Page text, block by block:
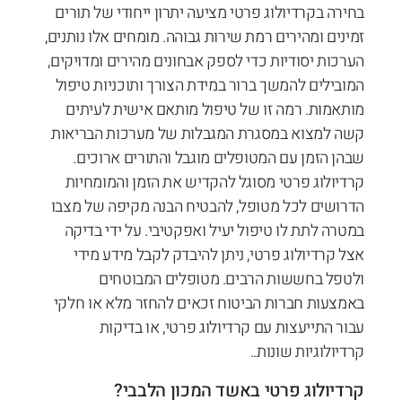
בחירה בקרדיולוג פרטי מציעה יתרון ייחודי של תורים
זמינים ומהירים רמת שירות גבוהה. מומחים אלו נותנים,
הערכות יסודיות כדי לספק אבחונים מהירים ומדויקים,
המובילים להמשך ברור במידת הצורך ותוכניות טיפול
מותאמות. רמה זו של טיפול מותאם אישית לעיתים
קשה למצוא במסגרת המגבלות של מערכות הבריאות
שבהן הזמן עם המטופלים מוגבל והתורים ארוכים.
קרדיולוג פרטי מסוגל להקדיש את הזמן והמומחיות
הדרושים לכל מטופל, להבטיח הבנה מקיפה של מצבו
במטרה לתת לו טיפול יעיל ואפקטיבי. על ידי בדיקה
אצל קרדיולוג פרטי, ניתן להיבדק לקבל מידע מידי
ולטפל בחששות הרבים. מטופלים המבוטחים
באמצעות חברות הביטוח זכאים להחזר מלא או חלקי
עבור התייעצות עם קרדיולוג פרטי, או בדיקות
קרדיולוגיות שונות..
קרדיולוג פרטי באשד המכון הלבבי?